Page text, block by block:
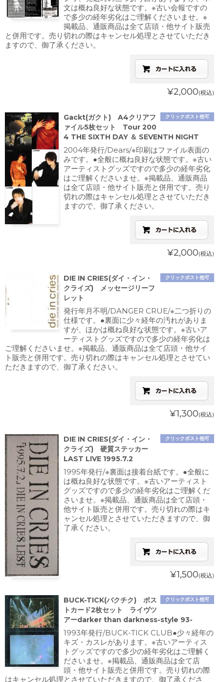
文は概ね良好な状態です。※古い会報ですの
で多少の経年劣化はご理解くださいませ。※
掲載品、通販商品は全て店頭・他サイト販売
と併用です。売り切れの際はキャンセル処理とさせていただき
ますので、御了承ください。
¥2,000(税込)
クリックポスト他可
Gackt(ガクト) A4クリアフ
ァイル5枚セット Tour 200
4 THE SIXTH DAY ＆ SEVENTH NIGHT
2004年発行/Dears/※印刷はファイル表面の
みです。●全般に概ね良好な状態です。※古い
アーティストグッズですので多少の経年劣化
はご理解くださいませ。※掲載品、通販商品
は全て店頭・他サイト販売と併用です。売り
切れの際はキャンセル処理とさせていただき
ますので、御了承ください。
¥2,000(税込)
クリックポスト他可
DIE IN CRIES(ダイ・イン・
クライズ) メッセージリーフ
レット
発行年月不明/DANGER CRUE/※二つ折りの
仕様です。●裏面に少々経年の汚れがありま
すが、ほかは概ね良好な状態です。※古いア
ーティストグッズですので多少の経年劣化は
ご理解くださいませ。※掲載品、通販商品は全て店頭・他サイ
ト販売と併用です。売り切れの際はキャンセル処理とさせてい
ただきますので、御了承ください。
¥1,300(税込)
クリックポスト他可
DIE IN CRIES(ダイ・イン・
クライズ) 硬質ステッカー
LAST LIVE 1995.7.2
1995年発行/※裏面は接着台紙です。●全般に
は概ね良好な状態です。※古いアーティスト
グッズですので多少の経年劣化はご理解くだ
さいませ。※掲載品、通販商品は全て店頭・
他サイト販売と併用です。売り切れの際はキ
ャンセル処理とさせていただきますので、御
了承ください。
¥1,500(税込)
クリックポスト他可
BUCK-TICK(バクチク) ポス
トカード2枚セット ライヴツ
アーdarker than darkness-style 93-
1993年発行/BUCK-TICK CLUB●少々経年の
キズ・カスレがあります。※古いアーティス
トグッズですので多少の経年劣化はご理解く
ださいませ。※掲載品、通販商品は全て店
頭・他サイト販売と併用です。売り切れの際
はキャンセル処理とさせていただきますので、御了承くださ